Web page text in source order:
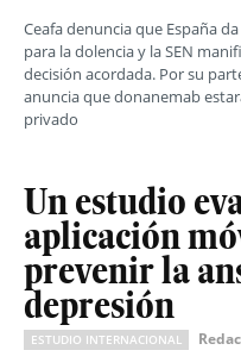
Ceafa denuncia que España
para la dolencia y la SEN
decisión acordada. Por su
anuncia que donanemab
privado
Un estudio
aplicación
prevenir la
depresión
ESTUDIO INTERNACIONAL